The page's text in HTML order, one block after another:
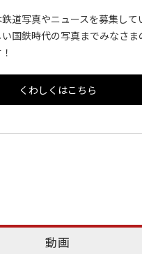
道写真やニュースを募集して
国鉄時代の写真までみなさま
くわしくはこちら
動画